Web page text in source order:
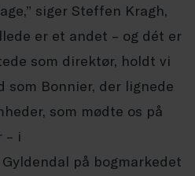
siger Steffen Kragh,
er et andet – og dét er
som direktør, holdt vi
som Bonnier, der lignede
som mødte os på
– i
Gyldendal på bogmarkedet